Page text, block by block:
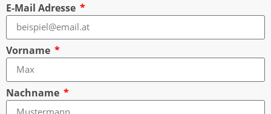
E-Mail Adresse
Vorname
Nachname